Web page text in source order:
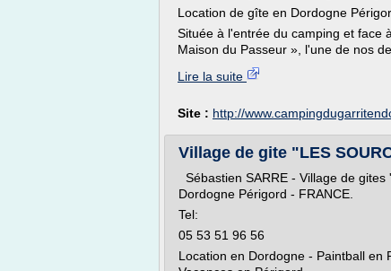
Location de gîte en Dordogne
Située à l'entrée du camping et face
Maison du Passeur », l'une de nos
Lire la suite
Site : http://
Village de gite "LES
Sébastien SARRE - Village de
Dordogne Périgord - FRANCE.
Tel:
05 53 51 96 56
Location en Dordogne - Paintball en